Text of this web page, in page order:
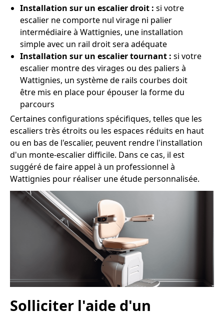
Installation sur un escalier droit : si votre
escalier ne comporte nul virage ni palier
intermédiaire à Wattignies, une installation
simple avec un rail droit sera adéquate
Installation sur un escalier tournant : si votre
escalier montre des virages ou des paliers à
Wattignies, un système de rails courbes doit
être mis en place pour épouser la forme du
parcours
Certaines configurations spécifiques, telles que les
escaliers très étroits ou les espaces réduits en haut
ou en bas de l'escalier, peuvent rendre l'installation
d'un monte-escalier difficile. Dans ce cas, il est
suggéré de faire appel à un professionnel à
Wattignies pour réaliser une étude personnalisée.
Solliciter l'aide d'un